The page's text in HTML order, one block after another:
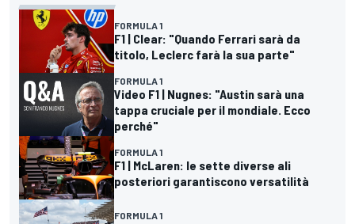
FORMULA 1
F1 | Clear: "Quando Ferrari sarà da
titolo, Leclerc farà la sua parte"
FORMULA 1
Video F1 | Nugnes: "Austin sarà una
tappa cruciale per il mondiale. Ecco
perché"
FORMULA 1
F1 | McLaren: le sette diverse ali
posteriori garantiscono versatilità
FORMULA 1